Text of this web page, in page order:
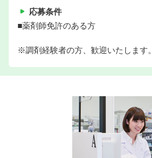
応募条件
■薬剤師免許のある方
※調剤経験者の方、歓迎いたします。